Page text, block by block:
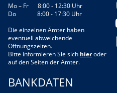
Mo – Fr 8:00 - 12:30 Uhr
Do 8:00 - 17:30 Uhr
Die einzelnen Ämter haben
eventuell abweichende
Öffnungszeiten.
Bitte informieren Sie sich hieroder
auf den Seiten der Ämter.
BANKDATEN